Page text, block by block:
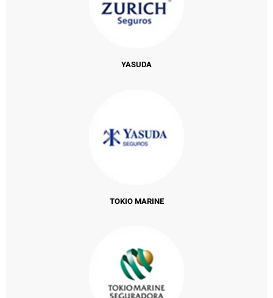
YASUDA
TOKIO MARINE